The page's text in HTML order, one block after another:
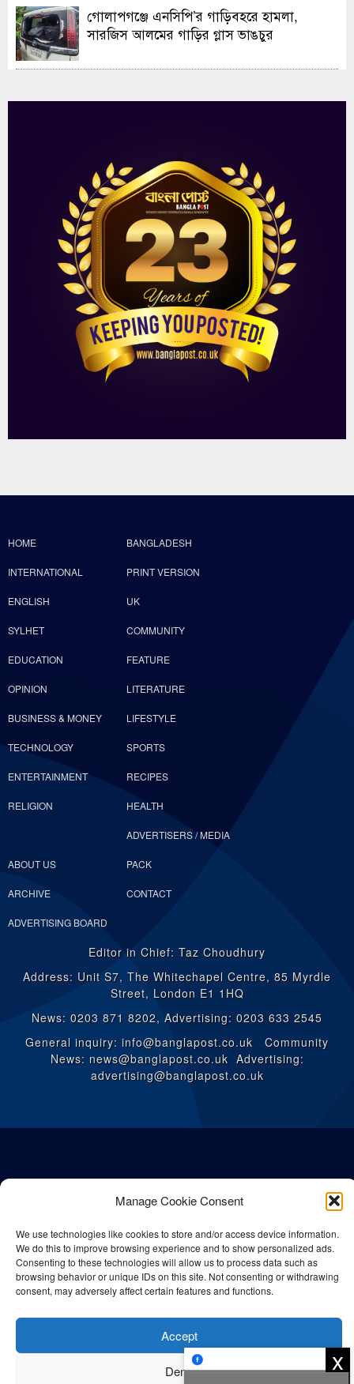
Manage Cookie Consent
We use technologies like cookies to store and/or access device information.
We do this to improve browsing experience and to show personalized ads.
Consenting to these technologies will allow us to process data such as
browsing behavior or unique IDs on this site. Not consenting or withdrawing
consent, may adversely affect certain features and functions.
Accept
Deny
গোলাপগঞ্জে এনসিপি’র গাড়িবহরে হামলা,
সারজিস আলমের গাড়ির গ্লাস ভাঙচুর
HOME BANGLADESH
INTERNATIONAL PRINT VERSION
ENGLISH UK
SYLHET COMMUNITY
EDUCATION FEATURE
OPINION LITERATURE
BUSINESS & MONEY LIFESTYLE
TECHNOLOGY SPORTS
ENTERTAINMENT RECIPES
RELIGION HEALTH
ABOUT US
ADVERTISERS / MEDIA
PACK
ARCHIVE CONTACT
ADVERTISING BOARD
Editor in Chief: Taz Choudhury
Address: Unit S7, The Whitechapel Centre, 85 Myrdle
Street, London E1 1HQ
News: 0203 871 8202, Advertising: 0203 633 2545
General inquiry: info@banglapost.co.uk Community
News: news@banglapost.co.uk Advertising:
advertising@banglapost.co.uk
x